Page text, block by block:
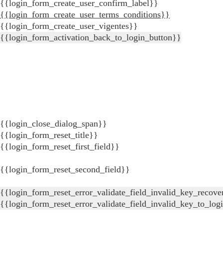
{{login_form_create_user_confirm_label}}
{{login_form_create_user_terms_conditions}}
{{login_form_create_user_vigentes}}
{{login_form_activation_back_to_login_button}}
{{login_close_dialog_span}}
{{login_form_reset_title}}
{{login_form_reset_first_field}}
{{login_form_reset_second_field}}